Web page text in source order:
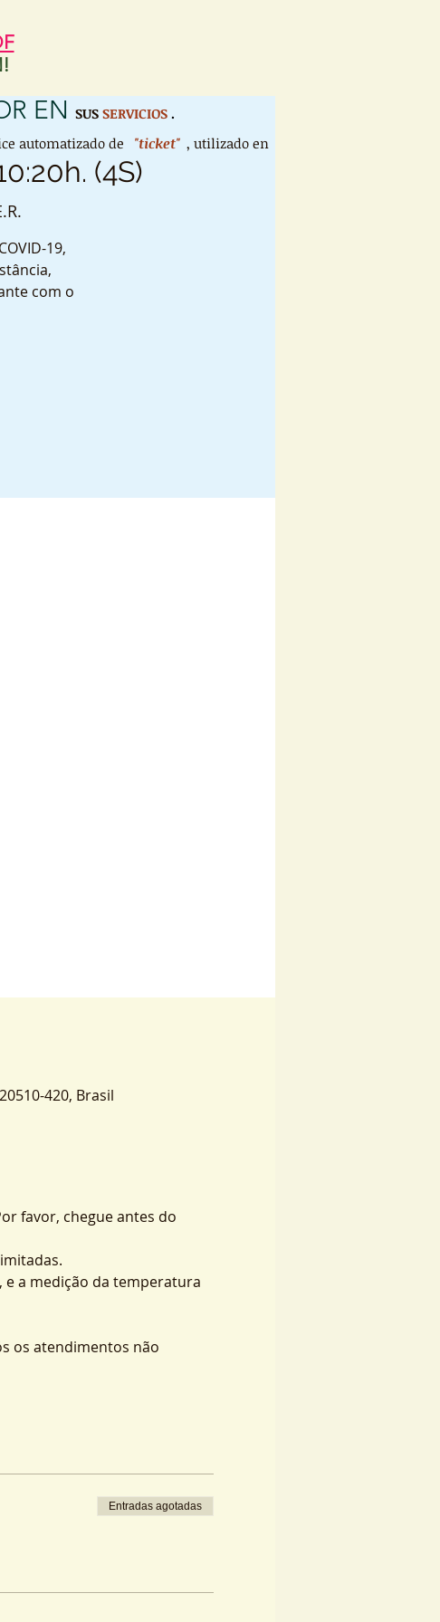
(4S)
19,
com o
420, Brasil
favor, chegue antes do
e a medição da temperatura
os atendimentos não
Entradas agotadas
EN SUS SERVICIOS .
automatizado de "ticket" , utilizado en